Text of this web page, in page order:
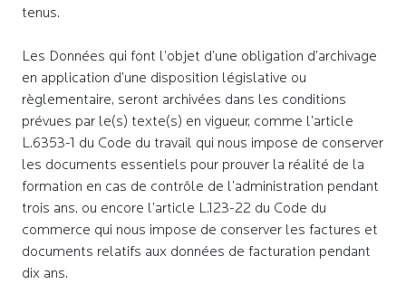
tenus.
Les Données qui font l’objet d’une obligation d’archivage
en application d’une disposition législative ou
règlementaire, seront archivées dans les conditions
prévues par le(s) texte(s) en vigueur, comme l’article
L.6353-1 du Code du travail qui nous impose de conserver
les documents essentiels pour prouver la réalité de la
formation en cas de contrôle de l’administration pendant
trois ans, ou encore l’article L.123-22 du Code du
commerce qui nous impose de conserver les factures et
documents relatifs aux données de facturation pendant
dix ans.